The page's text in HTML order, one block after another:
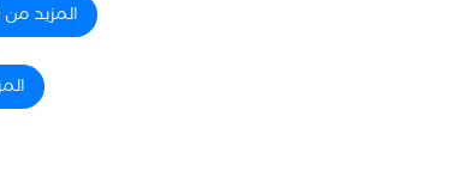
المزيد